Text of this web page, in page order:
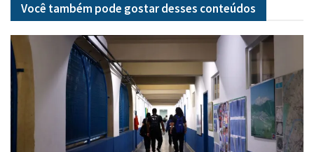
Você também pode gostar desses conteúdos